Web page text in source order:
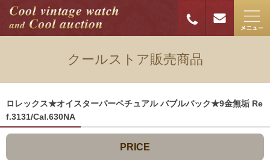
クールストア販売商品
ロレックス★オイスターパーペチュアル バブルバック★9金無垢 Re
f.3131/Cal.630NA
PRICE